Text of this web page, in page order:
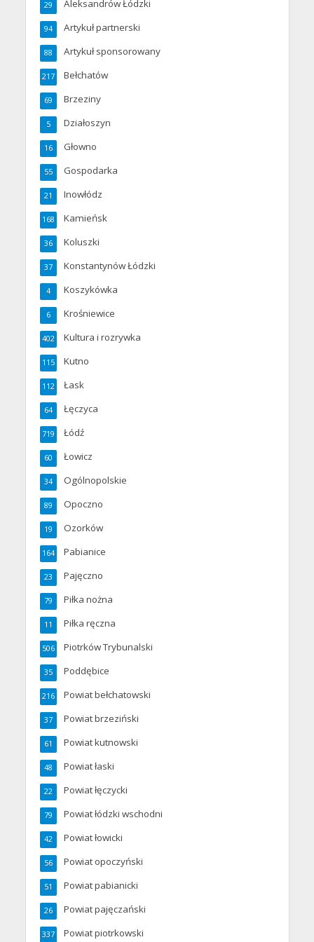
Aleksandrów Łódzki
29
Artykuł partnerski
94
Artykuł sponsorowany
88
Bełchatów
217
Brzeziny
69
Działoszyn
5
Głowno
16
Gospodarka
55
Inowłódz
21
Kamieńsk
168
Koluszki
36
Konstantynów Łódzki
37
Koszykówka
4
Krośniewice
6
Kultura i rozrywka
402
Kutno
115
Łask
112
Łęczyca
64
Łódź
719
Łowicz
60
Ogólnopolskie
34
Opoczno
89
Ozorków
19
Pabianice
164
Pajęczno
23
Piłka nożna
79
Piłka ręczna
11
Piotrków Trybunalski
506
Poddębice
35
Powiat bełchatowski
216
Powiat brzeziński
37
Powiat kutnowski
61
Powiat łaski
48
Powiat łęczycki
22
Powiat łódzki wschodni
79
Powiat łowicki
42
Powiat opoczyński
56
Powiat pabianicki
51
Powiat pajęczański
26
Powiat piotrkowski
337